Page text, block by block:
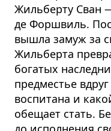
Жильберту Сван
де Форшвиль.
вышла замуж за
Жильберта
богатых
предместье
воспитана и
обещает стать.